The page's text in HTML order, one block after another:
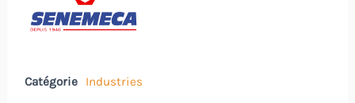
Catégorie Industries